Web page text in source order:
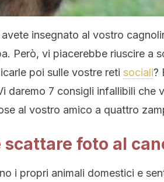
avete insegnato al vostro
Però, vi piacerebbe riuscire a
poi sulle vostre reti sociali?
daremo 7 consigli infallibili che
al vostro amico a quattro
scattare foto al
i propri animali domestici e